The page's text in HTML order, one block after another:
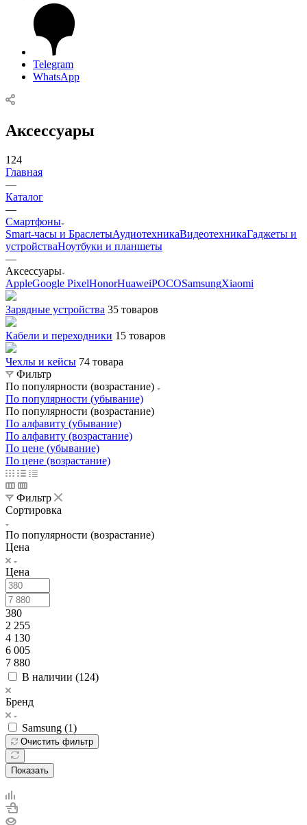
Telegram
WhatsApp
Аксессуары
124
Главная
—
Каталог
—
Смартфоны
Smart-часы и БраслетыАудиотехникаВидеотехникаГаджеты и
устройстваНоутбуки и планшеты
—
Аксессуары
AppleGoogle PixelHonorHuaweiPOCOSamsungXiaomi
Зарядные устройства 35 товаров
Кабели и переходники 15 товаров
Чехлы и кейсы 74 товара
Фильтр
По популярности (возрастание)
По популярности (убывание)
По популярности (возрастание)
По алфавиту (убывание)
По алфавиту (возрастание)
По цене (убывание)
По цене (возрастание)
Фильтр
Сортировка
По популярности (возрастание)
Цена
Цена
380
2 255
4 130
6 005
7 880
В наличии (124)
Бренд
Samsung (1)
Очистить фильтр
Показать